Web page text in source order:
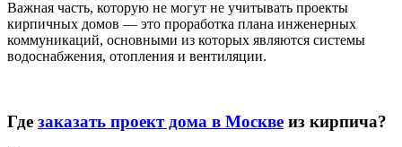
Важная часть, которую не могут не учитывать проекты
кирпичных домов — это проработка плана инженерных
коммуникаций, основными из которых являются системы
водоснабжения, отопления и вентиляции.
Где заказать проект дома в Москве из кирпича?